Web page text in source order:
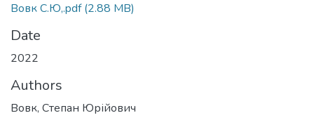
Вовк С.Ю,.pdf(2.88 MB)
Date
2022
Authors
Вовк, Степан Юрійович